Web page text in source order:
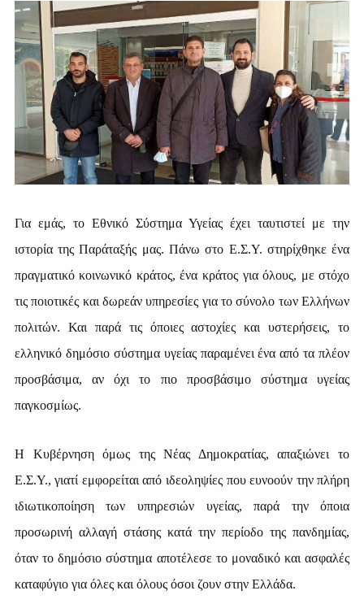
Για εμάς, το Εθνικό Σύστημα Υγείας έχει ταυτιστεί με την
ιστορία της Παράταξής μας. Πάνω στο Ε.Σ.Υ. στηρίχθηκε ένα
πραγματικό κοινωνικό κράτος, ένα κράτος για όλους, με στόχο
τις ποιοτικές και δωρεάν υπηρεσίες για το σύνολο των Ελλήνων
πολιτών. Και παρά τις όποιες αστοχίες και υστερήσεις, το
ελληνικό δημόσιο σύστημα υγείας παραμένει ένα από τα πλέον
προσβάσιμα, αν όχι το πιο προσβάσιμο σύστημα υγείας
παγκοσμίως.
Η Κυβέρνηση όμως της Νέας Δημοκρατίας, απαξιώνει το
Ε.Σ.Υ., γιατί εμφορείται από ιδεοληψίες που ευνοούν την πλήρη
ιδιωτικοποίηση των υπηρεσιών υγείας, παρά την όποια
προσωρινή αλλαγή στάσης κατά την περίοδο της πανδημίας,
όταν το δημόσιο σύστημα αποτέλεσε το μοναδικό και ασφαλές
καταφύγιο για όλες και όλους όσοι ζουν στην Ελλάδα.